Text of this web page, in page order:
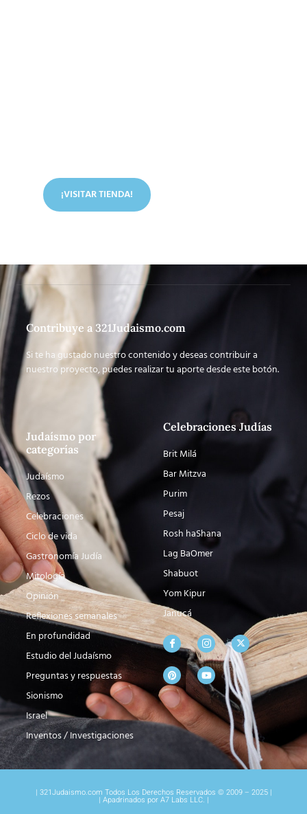
¡VISITAR TIENDA!
Contribuye a 321Judaismo.com
Si te ha gustado nuestro contenido y deseas contribuir a
nuestro proyecto, puedes realizar tu aporte desde este botón.
Judaísmo por
categorías
Judaísmo
Rezos
Celebraciones
Ciclo de vida
Gastronomía Judía
Mitología
Opinión
Reflexiones semanales
En profundidad
Estudio del Judaísmo
Preguntas y respuestas
Sionismo
Israel
Inventos / Investigaciones
Celebraciones Judías
Brit Milá
Bar Mitzva
Purim
Pesaj
Rosh haShana
Lag BaOmer
Shabuot
Yom Kipur
Janucá
| 321Judaismo.com Todos Los Derechos Reservados © 2009 – 2025 |
| Apadrinados por A7 Labs LLC. |